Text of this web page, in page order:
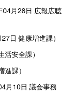
04月28日 広報広聴
日 健康増進課）
活安全課）
進課）
月10日 議会事務